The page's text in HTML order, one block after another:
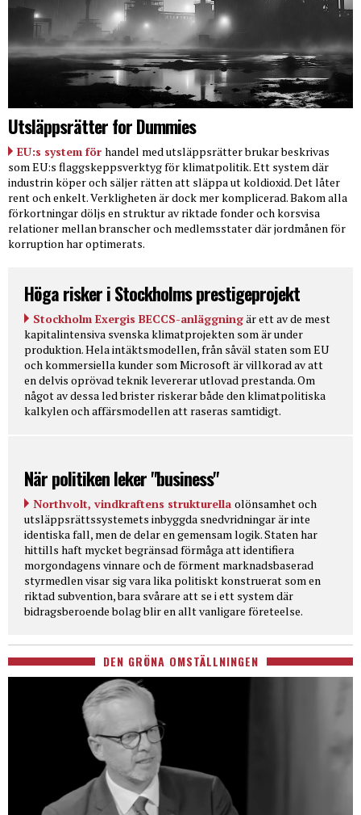
Utsläppsrätter for Dummies
EU:s system för handel med utsläppsrätter brukar beskrivas
som EU:s flaggskeppsverktyg för klimatpolitik. Ett system där
industrin köper och säljer rätten att släppa ut koldioxid. Det låter
rent och enkelt. Verkligheten är dock mer komplicerad. Bakom alla
förkortningar döljs en struktur av riktade fonder och korsvisa
relationer mellan branscher och medlemsstater där jordmånen för
korruption har optimerats.
Höga risker i Stockholms prestigeprojekt
Stockholm Exergis BECCS-anläggningär ett av de mest
kapitalintensiva svenska klimatprojekten som är under
produktion. Hela intäktsmodellen, från såväl staten som EU
och kommersiella kunder som Microsoft är villkorad av att
en delvis oprövad teknik levererar utlovad prestanda. Om
något av dessa led brister riskerar både den klimatpolitiska
kalkylen och affärsmodellen att raseras samtidigt.
När politiken leker "business"
Northvolt, vindkraftens strukturella olönsamhet och
utsläppsrättssystemets inbyggda snedvridningar är inte
identiska fall, men de delar en gemensam logik. Staten har
hittills haft mycket begränsad förmåga att identifiera
morgondagens vinnare och de förment marknadsbaserad
styrmedlen visar sig vara lika politiskt konstruerat som en
riktad subvention, bara svårare att se i ett system där
bidragsberoende bolag blir en allt vanligare företeelse.
DEN GRÖNA OMSTÄLLNINGEN